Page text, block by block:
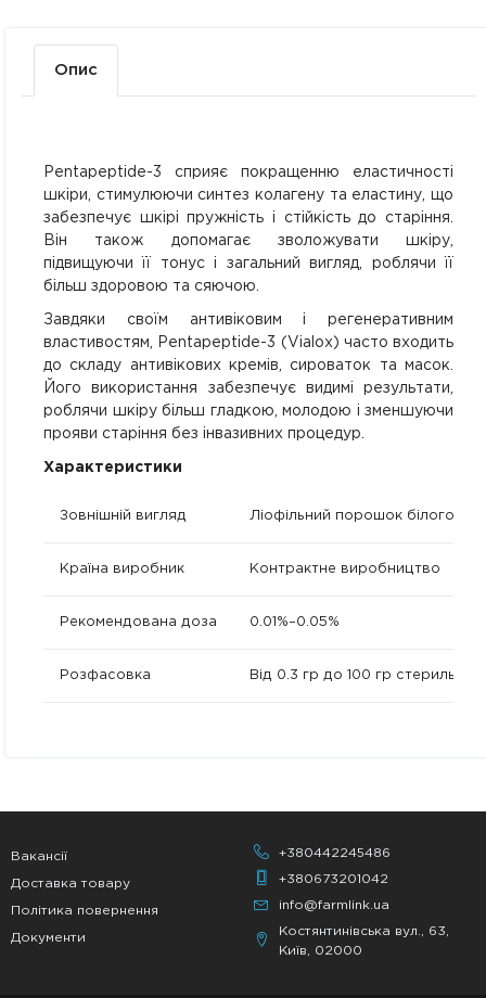
Опис
Pentapeptide-3 сприяє покращенню еластичності
шкіри, стимулюючи синтез колагену та еластину, що
забезпечує шкірі пружність і стійкість до старіння.
Він також допомагає зволожувати шкіру,
підвищуючи її тонус і загальний вигляд, роблячи її
більш здоровою та сяючою.
Завдяки своїм антивіковим і регенеративним
властивостям, Pentapeptide-3 (Vialox) часто входить
до складу антивікових кремів, сироваток та масок.
Його використання забезпечує видимі результати,
роблячи шкіру більш гладкою, молодою і зменшуючи
прояви старіння без інвазивних процедур.
Характеристики
Зовнішній вигляд Ліофільний порошок білого
Країна виробник Контрактне виробництво
Рекомендована доза 0.01%–0.05%
Розфасовка Від 0.3 гр до 100 гр стерильно
Вакансії
Доставка товару
Політика повернення
Документи
+380442245486
+380673201042
info@farmlink.ua
Костянтинівська вул., 63,
Київ, 02000